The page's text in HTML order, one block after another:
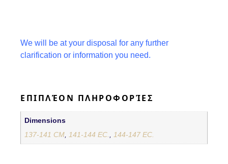
We will be at your disposal for any further
clarification or information you need.
ΕΠΙΠΛΈΟΝ ΠΛΗΡΟΦΟΡΊΕΣ
Dimensions
137-141 CM
141-144 EC. 144-147 EC.